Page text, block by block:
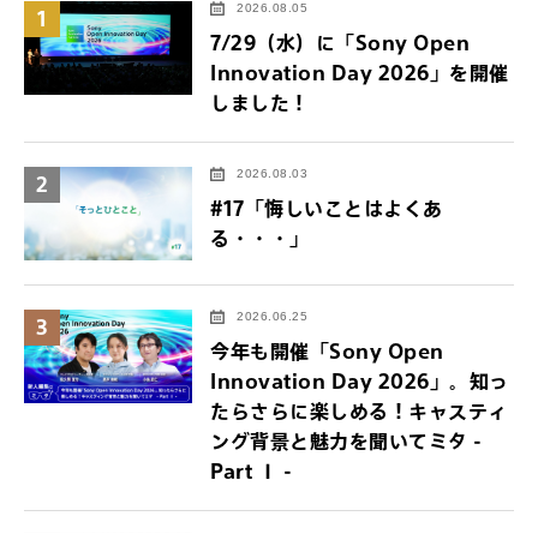
1 2026.08.05
7/29（水）に「Sony Open
Innovation Day 2026」を開催
しました！
2 2026.08.03
#17「悔しいことはよくあ
る・・・」
3 2026.06.25
今年も開催「Sony Open
Innovation Day 2026」。知っ
たらさらに楽しめる！キャスティ
ング背景と魅力を聞いてミタ -
Part Ⅰ -